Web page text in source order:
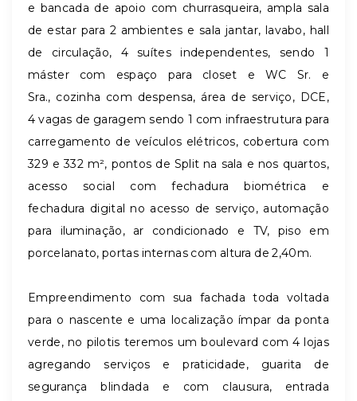
e bancada de apoio com churrasqueira, ampla sala
de estar para 2 ambientes e sala jantar, lavabo, hall
de circulação, 4 suítes independentes, sendo 1
máster com espaço para closet e WC Sr. e
Sra., cozinha com despensa, área de serviço, DCE,
4 vagas de garagem sendo 1 com infraestrutura para
carregamento de veículos elétricos, cobertura com
329 e 332 m², pontos de Split na sala e nos quartos,
acesso social com fechadura biométrica e
fechadura digital no acesso de serviço, automação
para iluminação, ar condicionado e TV, piso em
porcelanato, portas internas com altura de 2,40m.
Empreendimento com sua fachada toda voltada
para o nascente e uma localização ímpar da ponta
verde, no pilotis teremos um boulevard com 4 lojas
agregando serviços e praticidade, guarita de
segurança blindada e com clausura, entrada